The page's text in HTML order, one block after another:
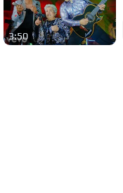
3:50